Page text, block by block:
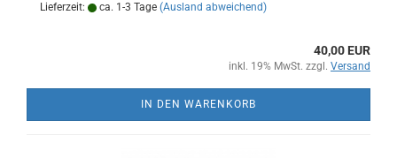
Lieferzeit:
ca. 1-3 Tage (Ausland abweichend)
40,00 EUR
inkl. 19% MwSt. zzgl. Versand
IN DEN WARENKORB